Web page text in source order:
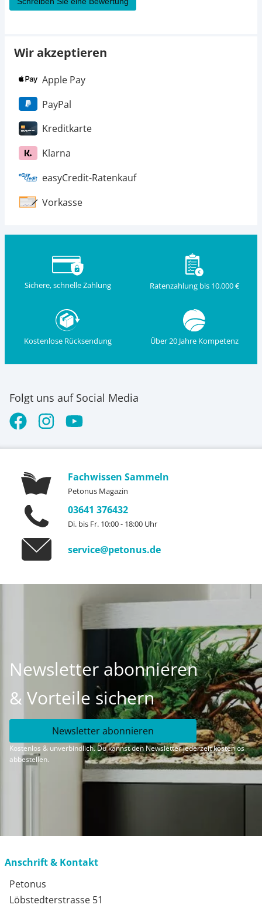
Wir akzeptieren
Apple Pay
PayPal
Kreditkarte
Klarna
easyCredit-Ratenkauf
Vorkasse
Sichere, schnelle Zahlung Ratenzahlung bis 10.000 €
Kostenlose Rücksendung Über 20 Jahre Kompetenz
Folgt uns auf Social Media
Fachwissen Sammeln
Petonus Magazin
03641 376432
Di. bis Fr. 10:00 - 18:00 Uhr
service@petonus.de
Newsletter abonnieren
& Vorteile sichern
Newsletter abonnieren
Kostenlos & unverbindlich. Du kannst den Newsletter jederzeit kostenlos
abbestellen.
Anschrift & Kontakt
Petonus
Löbstedterstrasse 51